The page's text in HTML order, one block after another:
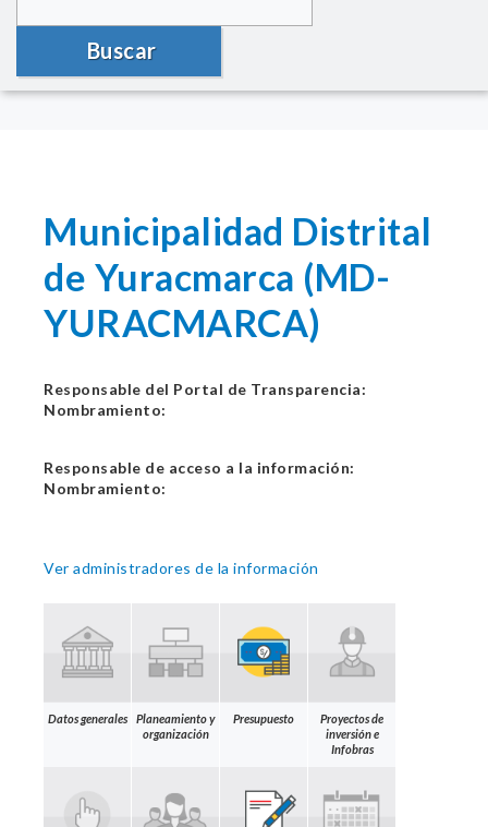
Buscar
Municipalidad Distrital
de Yuracmarca (MD-
YURACMARCA)
Responsable del Portal de Transparencia:
Nombramiento:
Responsable de acceso a la información:
Nombramiento:
Ver administradores de la información
Datos generales
Planeamiento y
organización
Presupuesto
Proyectos de
inversión e
Infobras